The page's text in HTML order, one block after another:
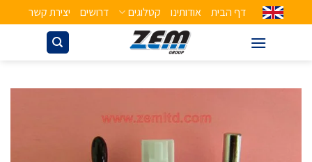
דף הבית אודותינו קטלוגים דרושים יצירת קשר